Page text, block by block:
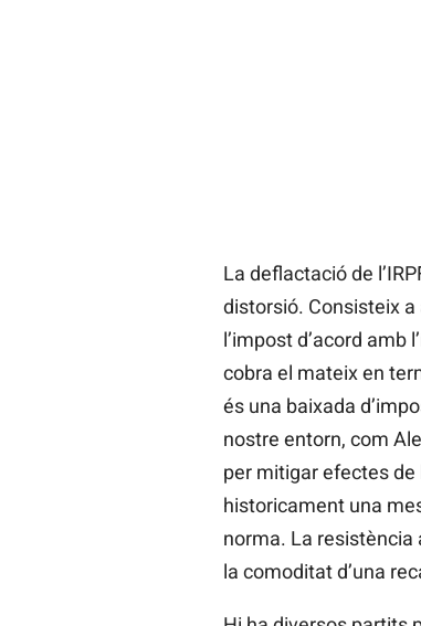
La deflactació de
distorsió. Consisteix
l’impost d’acord amb
cobra el mateix en
és una baixada
nostre entorn, com
per mitigar efectes de
historicament una
norma. La resistència
la comoditat d’una